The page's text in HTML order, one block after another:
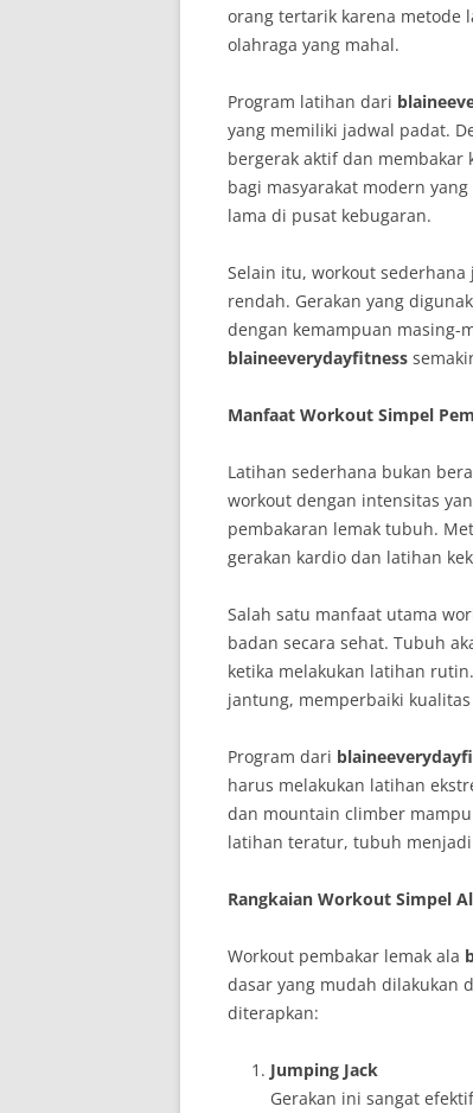
orang tertarik karena metode
olahraga yang mahal.
Program latihan dari
yang memiliki jadwal padat.
bergerak aktif dan membakar
bagi masyarakat modern
lama di pusat kebugaran.
Selain itu, workout
rendah. Gerakan yang
dengan kemampuan masing-
blaineeverydayfitness
Manfaat Workout Simpel
Latihan sederhana bukan
workout dengan intensitas
pembakaran lemak tubuh.
gerakan kardio dan latihan
Salah satu manfaat utama
badan secara sehat. Tubuh
ketika melakukan latihan
jantung, memperbaiki
Program dari
harus melakukan latihan
dan mountain climber
latihan teratur, tubuh
Rangkaian Workout Simpel
Workout pembakar lemak ala
dasar yang mudah dilakukan
diterapkan:
Jumping Jack
Gerakan ini sangat